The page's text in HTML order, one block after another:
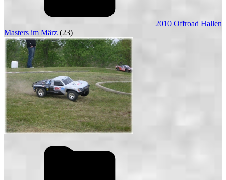
2010 Offroad Hallen
Masters im März (23)